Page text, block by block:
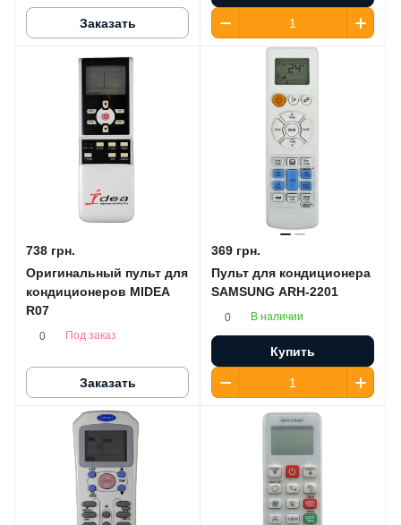
Заказать
738 грн.
Оригинальный пульт для
кондиционеров MIDEA
R07
0 Под заказ
Заказать
369 грн.
Пульт для кондиционера
SAMSUNG ARH-2201
0 В наличии
Купить